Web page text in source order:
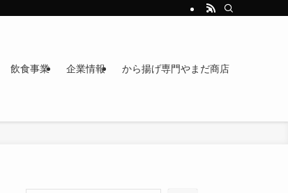
飲食事業 企業情報 から揚げ専門やまだ商店